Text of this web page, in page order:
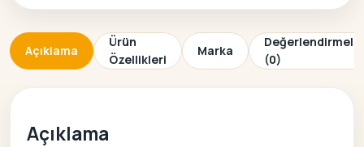
Açıklama
Ürün
Özellikleri
Marka
(0)
Açıklama